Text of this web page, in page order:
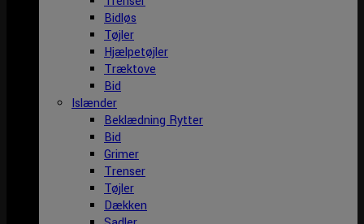
Bidløs
Tøjler
Hjælpetøjler
Træktove
Bid
Islænder
Beklædning Rytter
Bid
Grimer
Trenser
Tøjler
Dækken